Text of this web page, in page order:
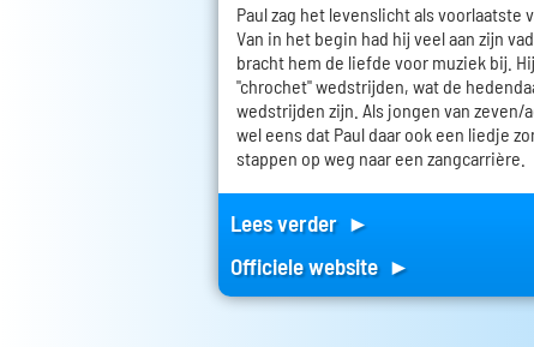
Paul zag het levenslicht als voorlaatste
Van in het begin had hij veel aan zijn
bracht hem de liefde voor muziek bij.
"chrochet" wedstrijden, wat de
wedstrijden zijn. Als jongen van zeven/
wel eens dat Paul daar ook een liedje
stappen op weg naar een zangcarrière.
Lees verder ►
Officiele website ►